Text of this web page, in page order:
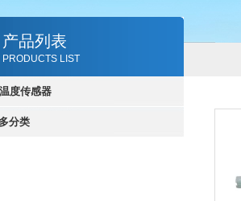
产品列表
PRODUCTS LIST
度传感器
分类